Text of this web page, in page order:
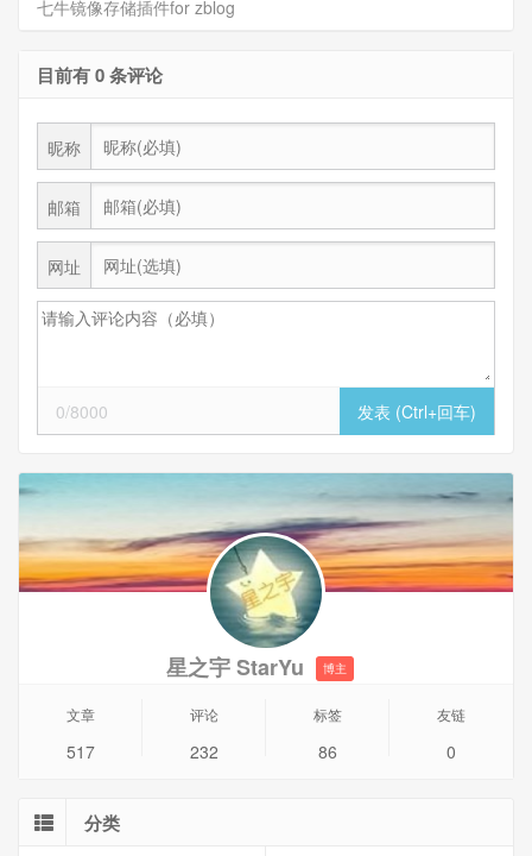
七牛镜像存储插件for zblog
目前有 0 条评论
昵称
邮箱
网址
0/8000
星之宇 StarYu 博主
文章
517
评论
232
标签
86
友链
0
分类